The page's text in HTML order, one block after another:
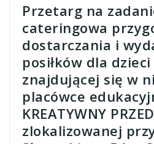
Przetarg na
cateringowa
dostarczania i
posiłków dla
znajdującej się w
placówce
KREATYWNY
zlokalizowanej